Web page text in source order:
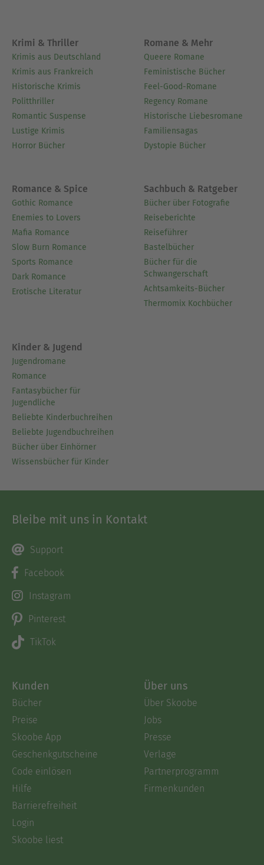
Krimi & Thriller
Krimis aus Deutschland
Krimis aus Frankreich
Historische Krimis
Politthriller
Romantic Suspense
Lustige Krimis
Horror Bücher
Romane & Mehr
Queere Romane
Feministische Bücher
Feel-Good-Romane
Regency Romane
Historische Liebesromane
Familiensagas
Dystopie Bücher
Romance & Spice
Gothic Romance
Enemies to Lovers
Mafia Romance
Slow Burn Romance
Sports Romance
Dark Romance
Erotische Literatur
Sachbuch & Ratgeber
Bücher über Fotografie
Reiseberichte
Reiseführer
Bastelbücher
Bücher für die
Schwangerschaft
Achtsamkeits-Bücher
Thermomix Kochbücher
Kinder & Jugend
Jugendromane
Romance
Fantasybücher für
Jugendliche
Beliebte Kinderbuchreihen
Beliebte Jugendbuchreihen
Bücher über Einhörner
Wissensbücher für Kinder
Bleibe mit uns in Kontakt
Support
Facebook
Instagram
Pinterest
TikTok
Kunden
Bücher
Preise
Skoobe App
Geschenkgutscheine
Code einlösen
Hilfe
Barrierefreiheit
Login
Skoobe liest
Über uns
Über Skoobe
Jobs
Presse
Verlage
Partnerprogramm
Firmenkunden